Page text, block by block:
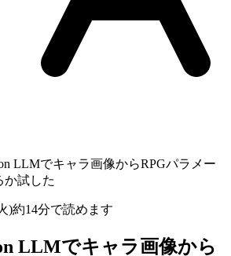
LLMでキャラ画像からRPGパラメー
か試した
)約14分で読めます
LLMでキャラ画像から